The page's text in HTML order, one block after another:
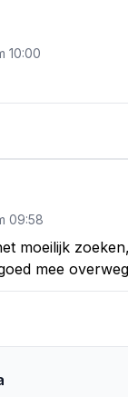
10:00
09:58
moeilijk
mee overweg